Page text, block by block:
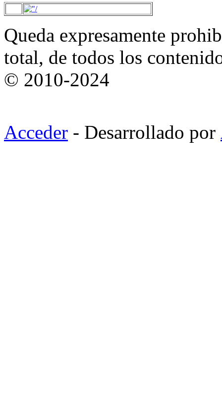
Queda expresamente
total, de todos los
© 2010-2024
Acceder - Desarrollado por